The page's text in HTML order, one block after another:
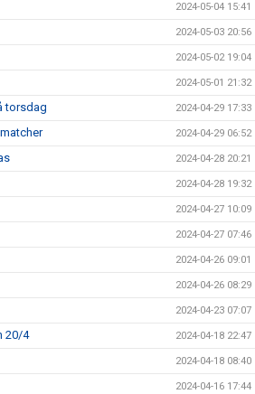
2024-05-04 15:41
2024-05-03 20:56
2024-05-02 19:04
2024-05-01 21:32
torsdag 2024-04-29 17:33
2024-04-29 06:52
2024-04-28 20:21
2024-04-28 19:32
2024-04-27 10:09
2024-04-27 07:46
2024-04-26 09:01
2024-04-26 08:29
2024-04-23 07:07
20/4 2024-04-18 22:47
2024-04-18 08:40
2024-04-16 17:44